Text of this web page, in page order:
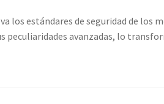
los estándares de seguridad de los
avanzadas, lo